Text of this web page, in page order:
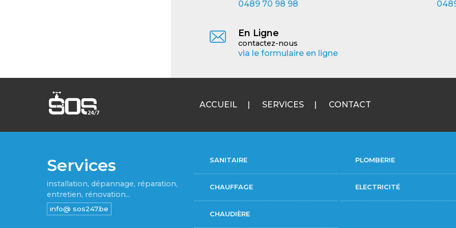
0489 70 98 98
En Ligne
contactez-nous
via le formulaire en ligne
ACCUEIL SERVICES CONTACT
Services
installation, dépannage, réparation,
entretien, rénovation...
SANITAIRE PLOMBERIE
CHAUFFAGE ELECTRICITÉ
CHAUDIÈRE